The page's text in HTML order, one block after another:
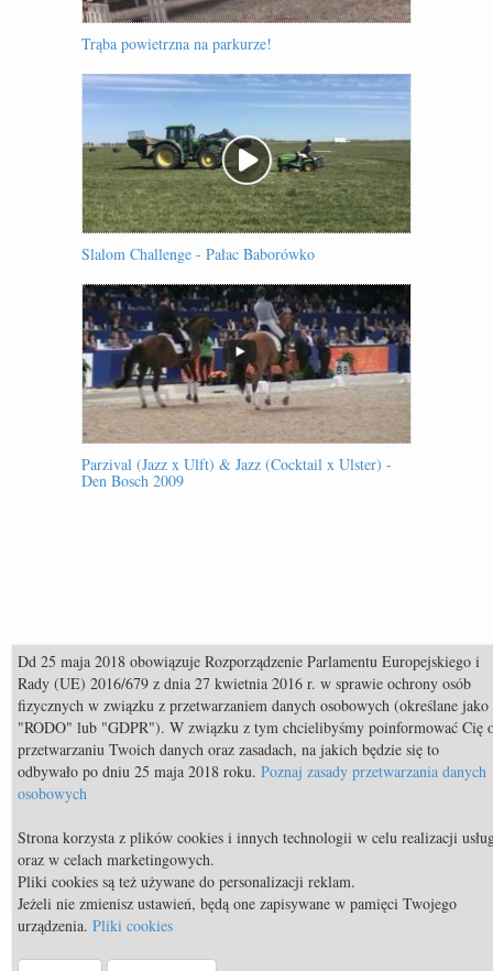
Trąba powietrzna na parkurze!
Slalom Challenge - Pałac Baborówko
Parzival (Jazz x Ulft) & Jazz (Cocktail x Ulster) -
Den Bosch 2009
Społeczności
Dd 25 maja 2018 obowiązuje Rozporządzenie Parlamentu Europejskiego i
Rady (UE) 2016/679 z dnia 27 kwietnia 2016 r. w sprawie ochrony osób
fizycznych w związku z przetwarzaniem danych osobowych (określane jako
"RODO" lub "GDPR"). W związku z tym chcielibyśmy poinformować Cię
przetwarzaniu Twoich danych oraz zasadach, na jakich będzie się to
odbywało po dniu 25 maja 2018 roku. Poznaj zasady przetwarzania danych
osobowych
Strona korzysta z plików cookies i innych technologii w celu realizacji
oraz w celach marketingowych.
Pliki cookies są też używane do personalizacji reklam.
Jeżeli nie zmienisz ustawień, będą one zapisywane w pamięci Twojego
urządzenia. Pliki cookies